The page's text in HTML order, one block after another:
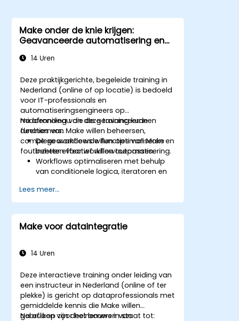
Make onder de knie krijgen:
Geavanceerde automatisering en
14 Uren
Deze praktijkgerichte, begeleide training in
Nederland (online of op locatie) is bedoeld
voor IT-professionals en
automatiseringsengineers op
middenniveau die de geavanceerde
functies van Make willen beheersen,
complexe workflows willen optimaliseren en
foutbeheer effectief willen toepassen.
Na afronding van deze training kunnen
deelnemers:
De geavanceerde functies van Make
inzetten voor workflowautomatisering.
Workflows optimaliseren met behulp
van conditionele logica, iteratoren en
Meerdere applicaties integreren voor
naadloze automatisering.
Workflows monitoren en problemen
oplossen om de maximale efficiëntie
te bereiken.
schalen van
Lees meer...
Make voor dataintegratie
14 Uren
Deze interactieve training onder leiding van
een instructeur in Nederland (online of ter
plekke) is gericht op dataprofessionals met
gemiddelde kennis die Make willen
gebruiken voor het bouwen van
Na afloop zijn deelnemers in staat tot: